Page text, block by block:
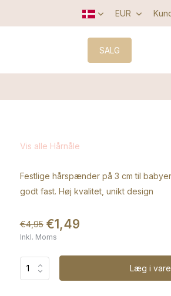
EUR
SALG
Vis alle Hårnåle
Festlige hårspænder på 3 cm til
godt fast. Høj kvalitet, unikt design
€4,95 €1,49
Inkl. Moms
Læg i